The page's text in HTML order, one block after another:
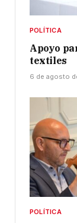
POLÍTICA
Apoyo
textiles
6 de agosto
POLÍTICA